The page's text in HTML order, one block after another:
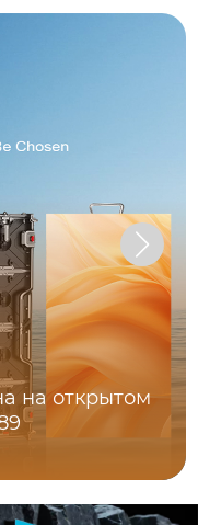
на открытом